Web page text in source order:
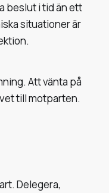
beslut i tid än ett
situationer är
Att vänta på
till motparten.
Delegera,